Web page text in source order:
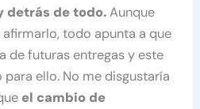
detrás de todo.Aunque
todo apunta a que
de futuras entregas y este
ello. No me disgustaría
el cambio de